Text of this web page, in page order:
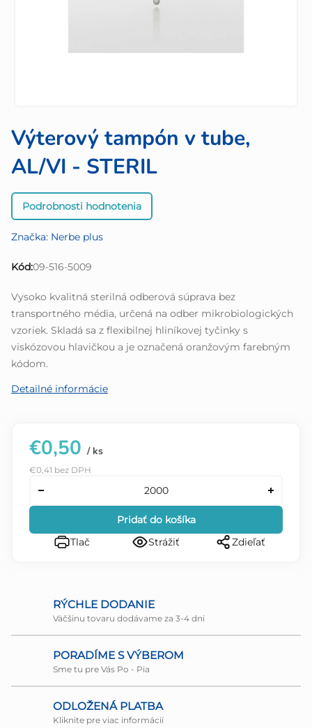
Výterový tampón v tube,
AL/VI - STERIL
Priemerné
hodnotenie
je
0,0
5
hviezdičiek.
Podrobnosti hodnotenia
Značka: Nerbe plus
Kód:09-516-5009
Vysoko kvalitná sterilná odberová súprava bez
transportného média, určená na odber mikrobiologických
vzoriek. Skladá sa z flexibilnej hliníkovej tyčinky s
viskózovou hlavičkou a je označená oranžovým farebným
kódom.
Detailné informácie
€0,50 / ks
€0,41 bez DPH
Pridať do košíka
Tlač
Strážiť Zdieľať
RÝCHLE DODANIE
Väčšinu tovaru dodávame za 3-4 dni
PORADÍME S VÝBEROM
Sme tu pre Vás Po - Pia
ODLOŽENÁ PLATBA
Kliknite pre viac informácií